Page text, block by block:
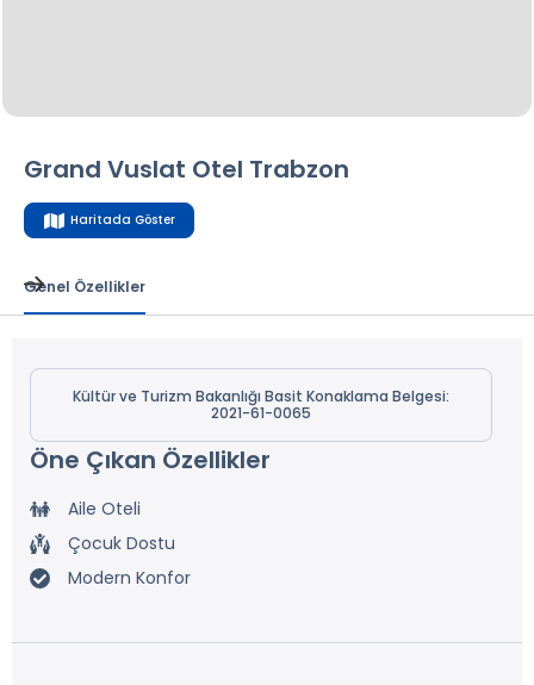
Grand Vuslat Otel Trabzon
Haritada Göster
Genel Özellikler
Kültür ve Turizm Bakanlığı Basit Konaklama Belgesi:
2021-61-0065
Öne Çıkan Özellikler
Aile Oteli
Çocuk Dostu
Modern Konfor